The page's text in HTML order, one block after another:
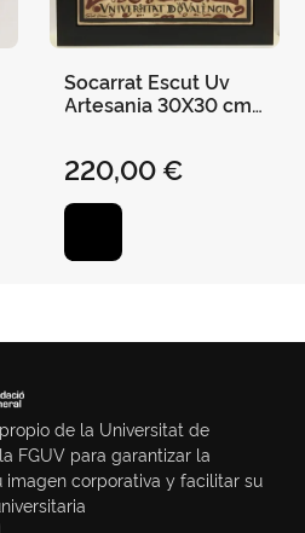
Socarrat Escut Uv
Artesania 30X30 cm
220,00 €
de la Universitat de
FGUV para garantizar la
corporativa y facilitar su